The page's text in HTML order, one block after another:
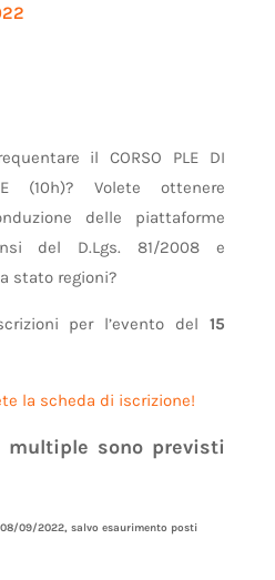
il CORSO PLE DI
(10h)? Volete ottenere
delle piattaforme
del D.Lgs. 81/2008 e
stato regioni?
per l’evento del 15
la scheda di iscrizione!
multiple sono previsti
09/2022, salvo esaurimento posti